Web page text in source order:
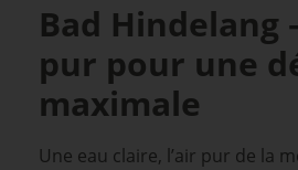
Bad Hindelang
pur pour une
maximale
Une eau claire, l’air pur de la